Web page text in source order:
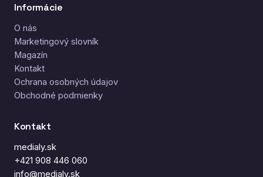
Informácie
O nás
Marketingový slovník
Magazín
Kontakt
Ochrana osobných údajov
Obchodné podmienky
Kontakt
medialy.sk
+421 908 446 060
info@medialy.sk